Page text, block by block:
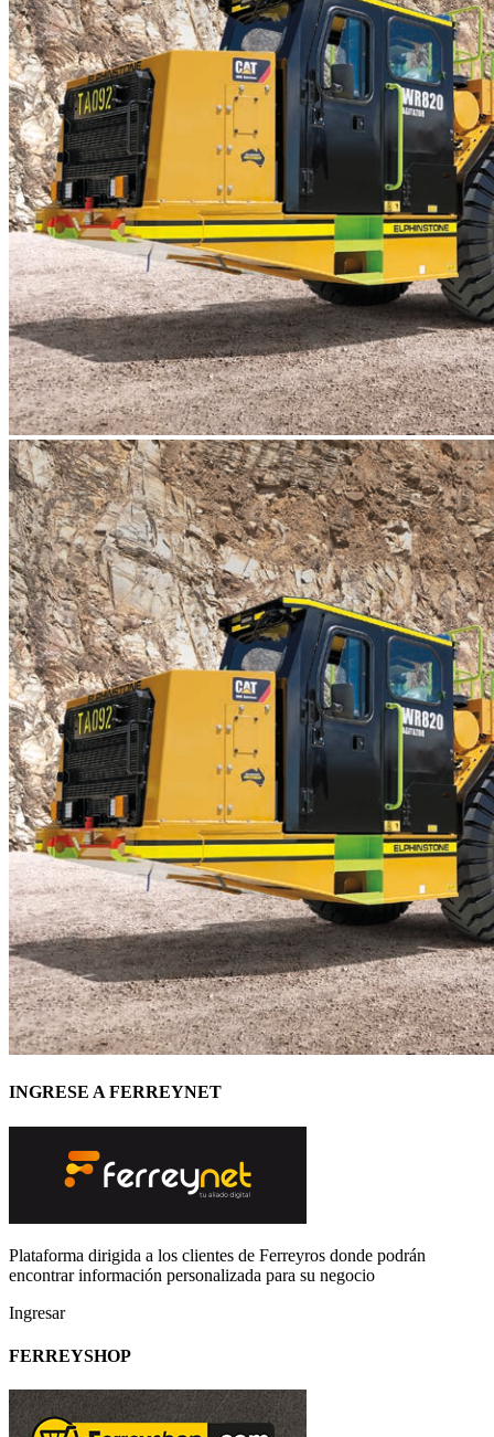
INGRESE A FERREYNET
Plataforma dirigida a los clientes de Ferreyros donde podrán
encontrar información personalizada para su negocio
Ingresar
FERREYSHOP